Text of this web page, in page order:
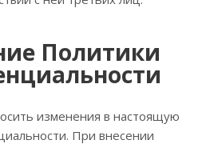
Политики
изменения в настоящую
При внесении